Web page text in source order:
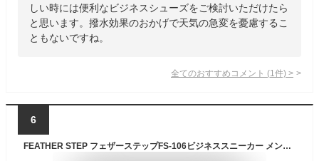
しい時には便利なビジネスシューズをご検討いただけたら
と思います。撥水効果のおかげで天気の急変を憂慮するこ
ともないですね。
全てのおすすめコメント (1 件) >
6
FEATHER STEP フェザーステップFS-106ビジネススニーカー メンズ 軽量ストレートチップふかふか カップインソール おしゃれ